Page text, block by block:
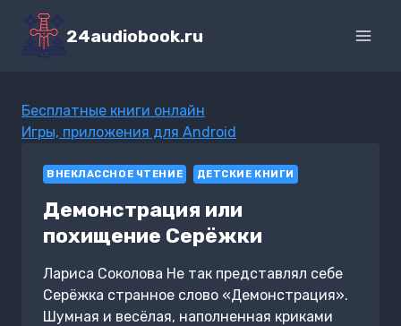
Перейти
содержимому
24audiobook.ru
Бесплатные книги онлайн
Игры, приложения для Android
ВНЕКЛАССНОЕ ЧТЕНИЕ ДЕТСКИЕ КНИГИ
Демонстрация или
похищение Серёжки
Лариса Соколова Не так представлял себе
Серёжка странное слово «Демонстрация».
Шумная и весёлая, наполненная криками